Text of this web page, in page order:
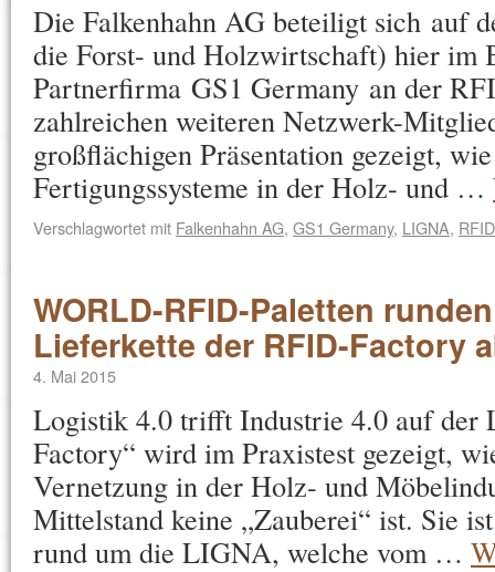
Die Falkenhahn AG beteiligt sich auf
die Forst- und Holzwirtschaft) hier im
Partnerfirma GS1 Germany an der
zahlreichen weiteren Netzwerk-
großflächigen Präsentation gezeigt,
Fertigungssysteme in der Holz- und …
Verschlagwortet mit Falkenhahn AG, GS1 Germany, LIGNA,
WORLD-RFID-Paletten
Lieferkette der RFID-Factory
4. Mai 2015
Logistik 4.0 trifft Industrie 4.0 auf
Factory“ wird im Praxistest gezeigt,
Vernetzung in der Holz- und
Mittelstand keine „Zauberei“ ist. Sie
rund um die LIGNA, welche vom …